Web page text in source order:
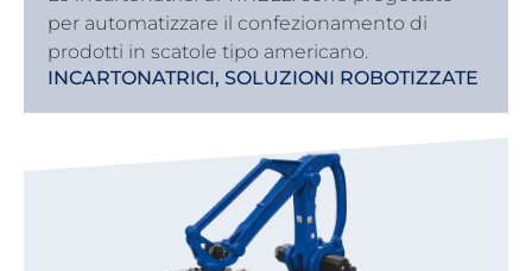
per automatizzare il confezionamento di
prodotti in scatole tipo americano.
INCARTONATRICI, SOLUZIONI ROBOTIZZATE